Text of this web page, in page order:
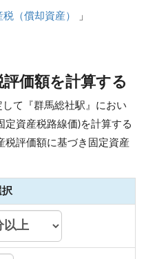
（償却資産） 」
価額を計算する
て『群馬総社駅』におい
定資産税路線価)を計算する
税評価額に基づき固定資産
択